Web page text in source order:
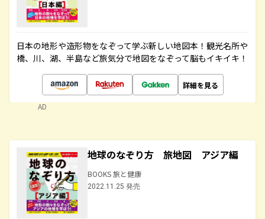
日本の地形や造形物をなぞって学ぶ新しい地図本！観光名所や
橋、川、湖、半島など旅気分で地図をなぞって脳もイキイキ！
詳細を見る
AD
地球のなぞり方 旅地図 アジア編
BOOKS 旅と健康
2022.11.25 発売